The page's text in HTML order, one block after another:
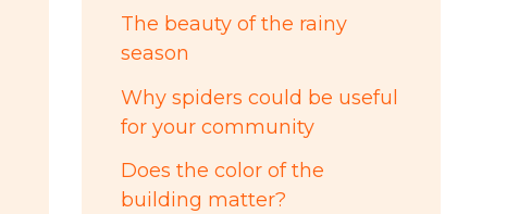
The beauty of the rainy
season
Why spiders could be useful
for your community
Does the color of the
building matter?